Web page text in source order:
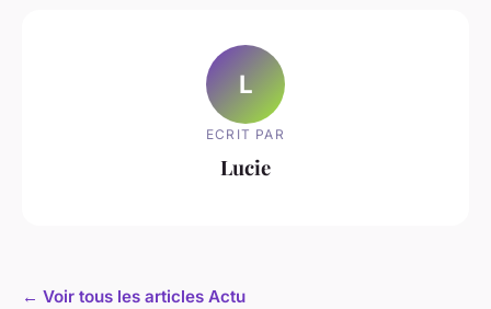
L
ECRIT PAR
Lucie
← Voir tous les articles Actu